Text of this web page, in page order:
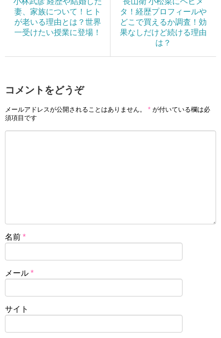
妻、家族について！ヒト
が老いる理由とは？世界
一受けたい授業に登場！
タ！経歴プロフィールや
どこで買えるか調査！効
果なしだけど続ける理由
は？
コメントをどうぞ
メールアドレスが公開されることはありません。 * が付いている欄は必
須項目です
名前 *
メール *
サイト